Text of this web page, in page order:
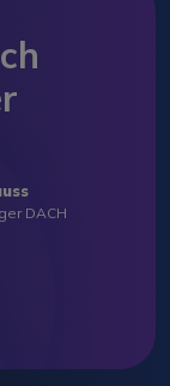
DACH